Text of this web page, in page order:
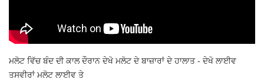
ਮਲੋਟ ਵਿੱਚ ਬੰਦ ਦੀ ਕਾਲ ਦੌਰਾਨ ਦੇਖੋ ਮਲੋਟ ਦੇ ਬਾਜ਼ਾਰਾਂ ਦੇ ਹਾਲਾਤ - ਦੇਖੋ ਲਾਈਵ
ਤਸਵੀਰਾਂ ਮਲੋਟ ਲਾਈਵ ਤੇ